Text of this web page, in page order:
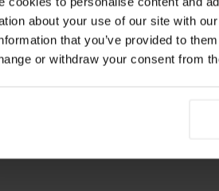
about your use of our site with
that you’ve provided to
or withdraw your consent from